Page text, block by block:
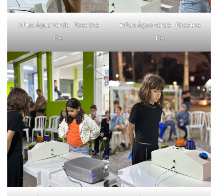
inFlux Água Verde - Face the
Pie
inFlux Água Verde - Face the
Pie